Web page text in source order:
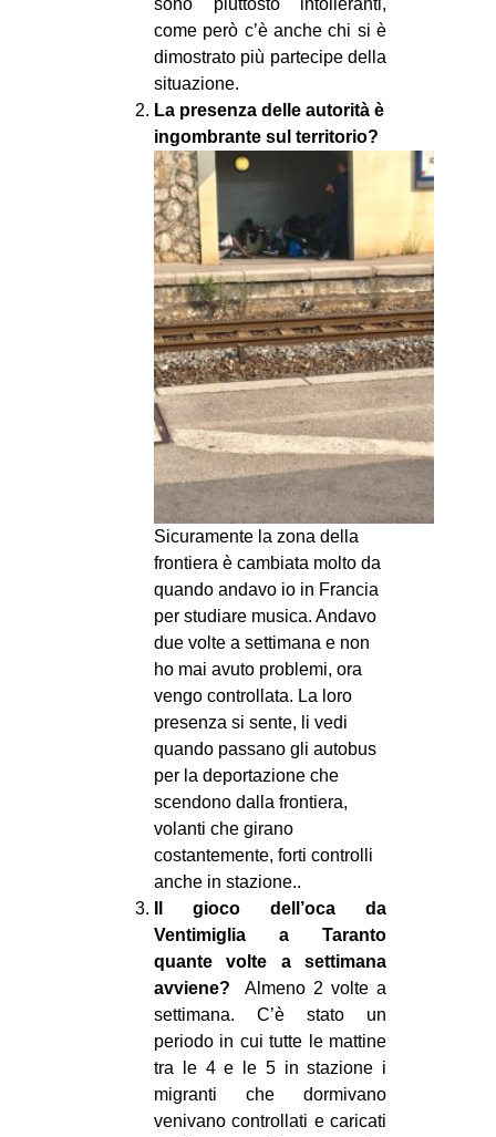
sono piuttosto intolleranti,
come però c’è anche chi si è
dimostrato più partecipe della
situazione.
La presenza delle autorità è
ingombrante sul territorio?
Sicuramente la zona della
frontiera è cambiata molto da
quando andavo io in Francia
per studiare musica. Andavo
due volte a settimana e non
ho mai avuto problemi, ora
vengo controllata. La loro
presenza si sente, li vedi
quando passano gli autobus
per la deportazione che
scendono dalla frontiera,
volanti che girano
costantemente, forti controlli
anche in stazione..
Il gioco dell’oca da
Ventimiglia a Taranto
quante volte a settimana
avviene? Almeno 2 volte a
settimana. C’è stato un
periodo in cui tutte le mattine
tra le 4 e le 5 in stazione i
migranti che dormivano
venivano controllati e caricati